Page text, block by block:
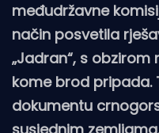
međudržavne
način posvetila
„Jadran“, s
kome brod pripada.
dokumentu